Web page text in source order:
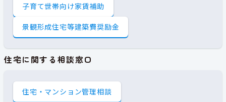
子育て世帯向け家賃補助
景観形成住宅等建築費奨励金
住宅に関する相談窓口
住宅・マンション管理相談